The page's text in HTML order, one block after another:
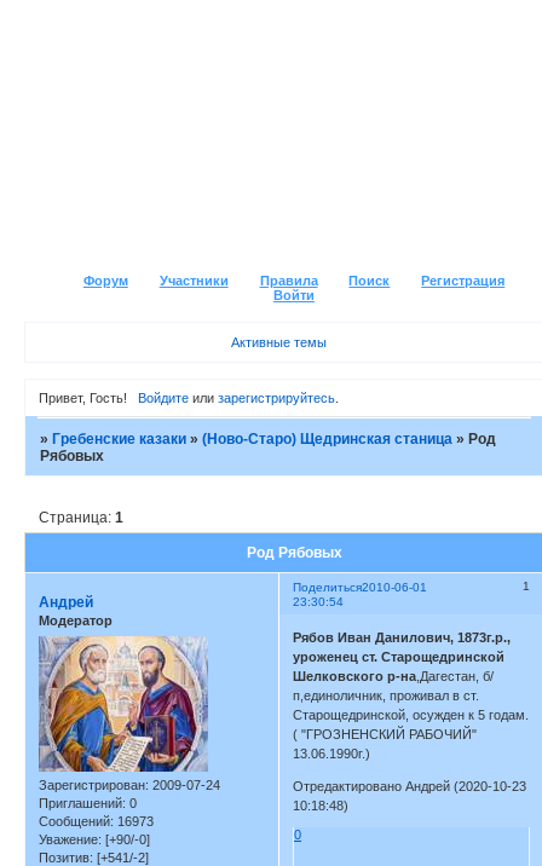
Форум Участники Правила Поиск
Регистрация
Войти
Активные темы
Привет, Гость! Войдитеили зарегистрируйтесь.
»Гребенские казаки »(Ново-Старо) Щедринская станица »Род
Рябовых
Род Рябовых
Страница:1
Поделиться 1
2010-06-01
23:30:54
Андрей
Модератор
Зарегистрирован: 2009-07-24
Приглашений: 0
Сообщений: 16973
Уважение: [+90/-0]
Позитив: [+541/-2]
Рябов Иван Данилович, 1873г.р.,
уроженец ст. Старощедринской
Шелковского р-на ,Дагестан, б/
п,единоличник, проживал в ст.
Старощедринской, осужден к 5 годам.
( "ГРОЗНЕНСКИЙ РАБОЧИЙ"
13.06.1990г.)
Отредактировано Андрей (2020-10-23
10:18:48)
0